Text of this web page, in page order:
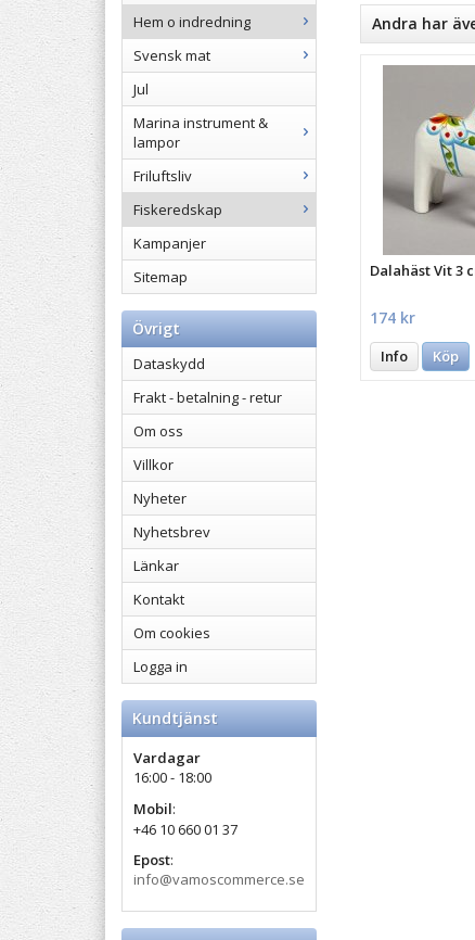
Hem o indredning
Svensk mat
Jul
Marina instrument &
lampor
Friluftsliv
Fiskeredskap
Kampanjer
Sitemap
Övrigt
Dataskydd
Frakt - betalning - retur
Om oss
Villkor
Nyheter
Nyhetsbrev
Länkar
Kontakt
Om cookies
Logga in
Kundtjänst
Vardagar
16:00 - 18:00
Mobil:
+46 10 660 01 37
Epost:
info@vamoscommerce.se
Andra har
Dalahäst Vit 3
174 kr
Info Köp